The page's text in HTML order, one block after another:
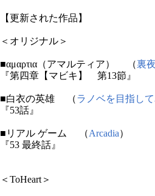
【更新された作品】
＜オリジナル＞
■αμαρτια（アマルティア） （裏
『第四章【マビキ】 第13節』
■白衣の英雄 （ラノベを目指し
『53話』
■リアル ゲーム （Arcadia）
『53 最終話』
＜ToHeart＞